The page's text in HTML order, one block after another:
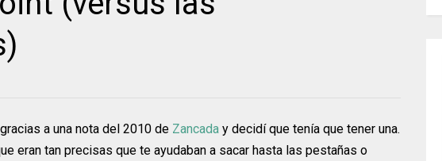
gracias a una nota del 2010 de Zancada y decidí que tenía que tener una.
eran tan precisas que te ayudaban a sacar hasta las pestañas o